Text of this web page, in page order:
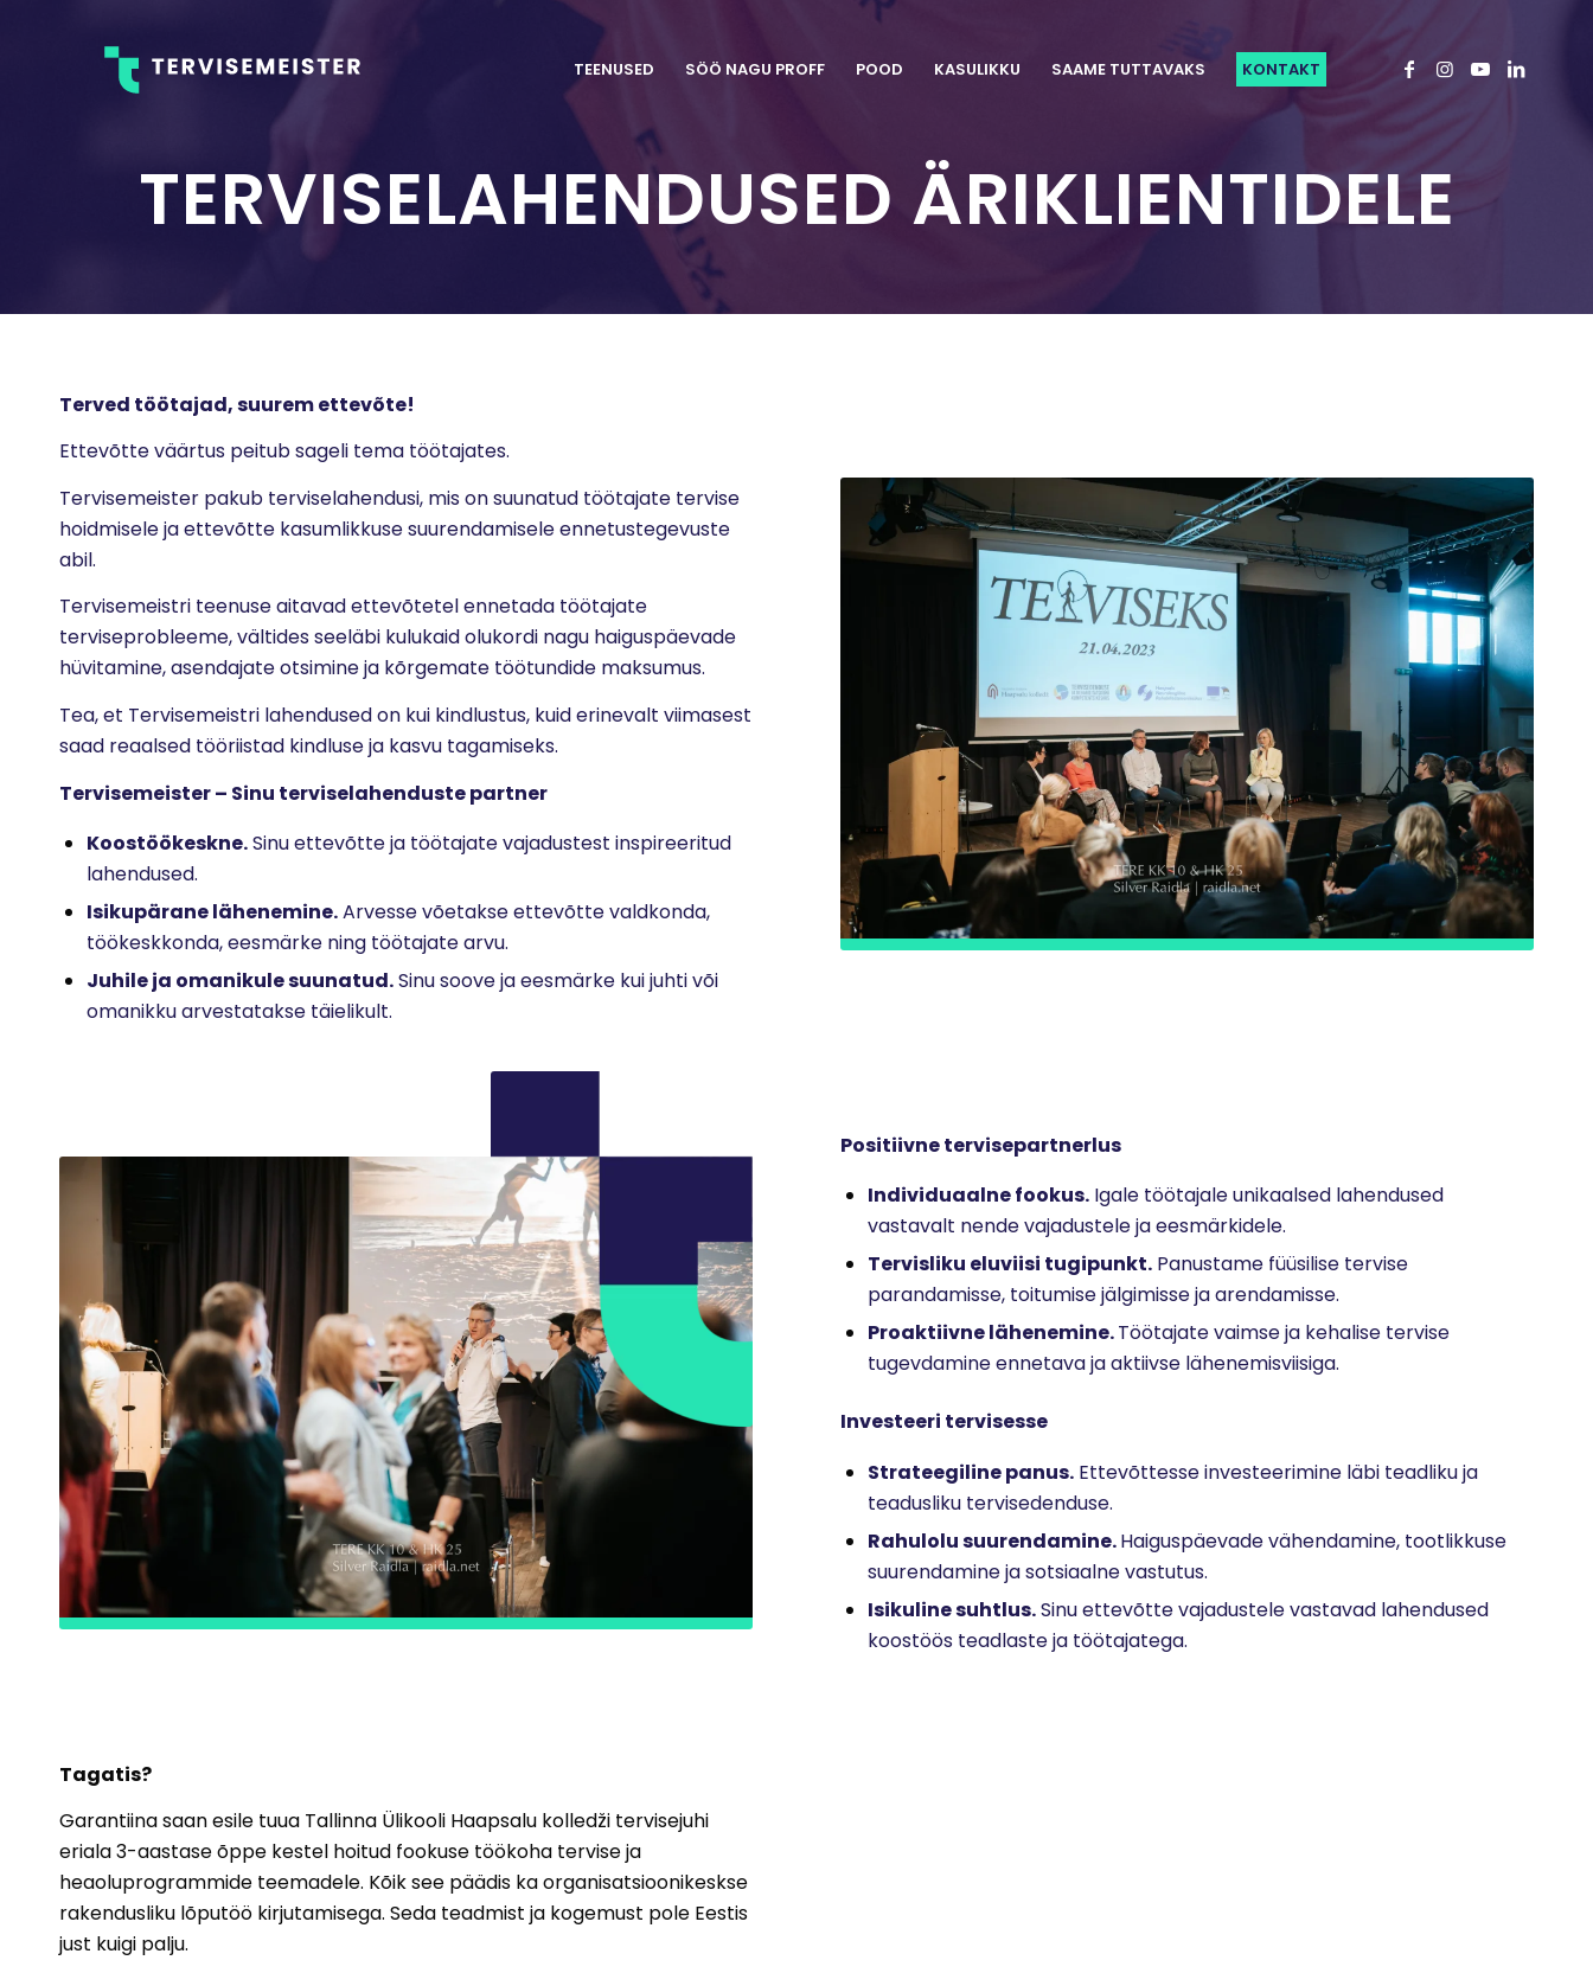
TEENUSED SÖÖ NAGU PROFF POOD KASULIKKU SAAME TUTTAVAKS KONTAKT
TERVISELAHENDUSED ÄRIKLIENTIDELE
Terved töötajad, suurem ettevõte!
Ettevõtte väärtus peitub sageli tema töötajates.
Tervisemeister pakub terviselahendusi, mis on suunatud töötajate tervise
hoidmisele ja ettevõtte kasumlikkuse suurendamisele ennetustegevuste
abil.
Tervisemeistri teenuse aitavad ettevõtetel ennetada töötajate
terviseprobleeme, vältides seeläbi kulukaid olukordi nagu haiguspäevade
hüvitamine, asendajate otsimine ja kõrgemate töötundide maksumus.
Tea, et Tervisemeistri lahendused on kui kindlustus, kuid erinevalt viimasest
saad reaalsed tööriistad kindluse ja kasvu tagamiseks.
Tervisemeister – Sinu terviselahenduste partner
Koostöökeskne.Sinu ettevõtte ja töötajate vajadustest inspireeritud
lahendused.
Isikupärane lähenemine.Arvesse võetakse ettevõtte valdkonda,
töökeskkonda, eesmärke ning töötajate arvu.
Juhile ja omanikule suunatud.Sinu soove ja eesmärke kui juhti või
omanikku arvestatakse täielikult.
Positiivne tervisepartnerlus
Individuaalne fookus. Igale töötajale unikaalsed lahendused
vastavalt nende vajadustele ja eesmärkidele.
Tervisliku eluviisi tugipunkt. Panustame füüsilise tervise
parandamisse, toitumise jälgimisse ja arendamisse.
Proaktiivne lähenemine.Töötajate vaimse ja kehalise tervise
tugevdamine ennetava ja aktiivse lähenemisviisiga.
Investeeri tervisesse
Strateegiline panus. Ettevõttesse investeerimine läbi teadliku ja
teadusliku tervisedenduse.
Rahulolu suurendamine.Haiguspäevade vähendamine, tootlikkuse
suurendamine ja sotsiaalne vastutus.
Isikuline suhtlus.Sinu ettevõtte vajadustele vastavad lahendused
koostöös teadlaste ja töötajatega.
Tagatis?
Garantiina saan esile tuua Tallinna Ülikooli Haapsalu kolledži tervisejuhi
eriala 3-aastase õppe kestel hoitud fookuse töökoha tervise ja
heaoluprogrammide teemadele. Kõik see päädis ka organisatsioonikeskse
rakendusliku lõputöö kirjutamisega. Seda teadmist ja kogemust pole Eestis
just kuigi palju.